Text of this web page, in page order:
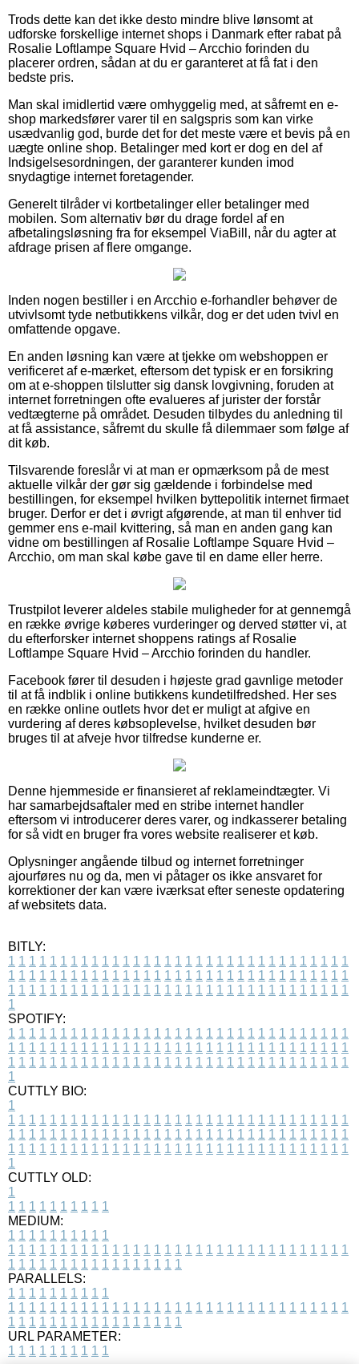
Trods dette kan det ikke desto mindre blive lønsomt at
udforske forskellige internet shops i Danmark efter rabat på
Rosalie Loftlampe Square Hvid – Arcchio forinden du
placerer ordren, sådan at du er garanteret at få fat i den
bedste pris.
Man skal imidlertid være omhyggelig med, at såfremt en e-
shop markedsfører varer til en salgspris som kan virke
usædvanlig god, burde det for det meste være et bevis på en
uægte online shop. Betalinger med kort er dog en del af
Indsigelsesordningen, der garanterer kunden imod
snydagtige internet foretagender.
Generelt tilråder vi kortbetalinger eller betalinger med
mobilen. Som alternativ bør du drage fordel af en
afbetalingsløsning fra for eksempel ViaBill, når du agter at
afdrage prisen af flere omgange.
Inden nogen bestiller i en Arcchio e-forhandler behøver de
utvivlsomt tyde netbutikkens vilkår, dog er det uden tvivl en
omfattende opgave.
En anden løsning kan være at tjekke om webshoppen er
verificeret af e-mærket, eftersom det typisk er en forsikring
om at e-shoppen tilslutter sig dansk lovgivning, foruden at
internet forretningen ofte evalueres af jurister der forstår
vedtægterne på området. Desuden tilbydes du anledning til
at få assistance, såfremt du skulle få dilemmaer som følge af
dit køb.
Tilsvarende foreslår vi at man er opmærksom på de mest
aktuelle vilkår der gør sig gældende i forbindelse med
bestillingen, for eksempel hvilken byttepolitik internet firmaet
bruger. Derfor er det i øvrigt afgørende, at man til enhver tid
gemmer ens e-mail kvittering, så man en anden gang kan
vidne om bestillingen af Rosalie Loftlampe Square Hvid –
Arcchio, om man skal købe gave til en dame eller herre.
Trustpilot leverer aldeles stabile muligheder for at gennemgå
en række øvrige køberes vurderinger og derved støtter vi, at
du efterforsker internet shoppens ratings af Rosalie
Loftlampe Square Hvid – Arcchio forinden du handler.
Facebook fører til desuden i højeste grad gavnlige metoder
til at få indblik i online butikkens kundetilfredshed. Her ses
en række online outlets hvor det er muligt at afgive en
vurdering af deres købsoplevelse, hvilket desuden bør
bruges til at afveje hvor tilfredse kunderne er.
Denne hjemmeside er finansieret af reklameindtægter. Vi
har samarbejdsaftaler med en stribe internet handler
eftersom vi introducerer deres varer, og indkasserer betaling
for så vidt en bruger fra vores website realiserer et køb.
Oplysninger angående tilbud og internet forretninger
ajourføres nu og da, men vi påtager os ikke ansvaret for
korrektioner der kan være iværksat efter seneste opdatering
af websitets data.
BITLY:
1 1 1 1 1 1 1 1 1 1 1 1 1 1 1 1 1 1 1 1 1 1 1 1 1 1 1 1 1 1 1 1 1
1 1 1 1 1 1 1 1 1 1 1 1 1 1 1 1 1 1 1 1 1 1 1 1 1 1 1 1 1 1 1 1 1
1 1 1 1 1 1 1 1 1 1 1 1 1 1 1 1 1 1 1 1 1 1 1 1 1 1 1 1 1 1 1 1 1
1
SPOTIFY:
1 1 1 1 1 1 1 1 1 1 1 1 1 1 1 1 1 1 1 1 1 1 1 1 1 1 1 1 1 1 1 1 1
1 1 1 1 1 1 1 1 1 1 1 1 1 1 1 1 1 1 1 1 1 1 1 1 1 1 1 1 1 1 1 1 1
1 1 1 1 1 1 1 1 1 1 1 1 1 1 1 1 1 1 1 1 1 1 1 1 1 1 1 1 1 1 1 1 1
1
CUTTLY BIO:
1
1 1 1 1 1 1 1 1 1 1 1 1 1 1 1 1 1 1 1 1 1 1 1 1 1 1 1 1 1 1 1 1 1
1 1 1 1 1 1 1 1 1 1 1 1 1 1 1 1 1 1 1 1 1 1 1 1 1 1 1 1 1 1 1 1 1
1 1 1 1 1 1 1 1 1 1 1 1 1 1 1 1 1 1 1 1 1 1 1 1 1 1 1 1 1 1 1 1 1
1
CUTTLY OLD:
1
1 1 1 1 1 1 1 1 1 1
MEDIUM:
1 1 1 1 1 1 1 1 1 1
1 1 1 1 1 1 1 1 1 1 1 1 1 1 1 1 1 1 1 1 1 1 1 1 1 1 1 1 1 1 1 1 1
1 1 1 1 1 1 1 1 1 1 1 1 1 1 1 1 1
PARALLELS:
1 1 1 1 1 1 1 1 1 1
1 1 1 1 1 1 1 1 1 1 1 1 1 1 1 1 1 1 1 1 1 1 1 1 1 1 1 1 1 1 1 1 1
1 1 1 1 1 1 1 1 1 1 1 1 1 1 1 1 1
URL PARAMETER:
1 1 1 1 1 1 1 1 1 1